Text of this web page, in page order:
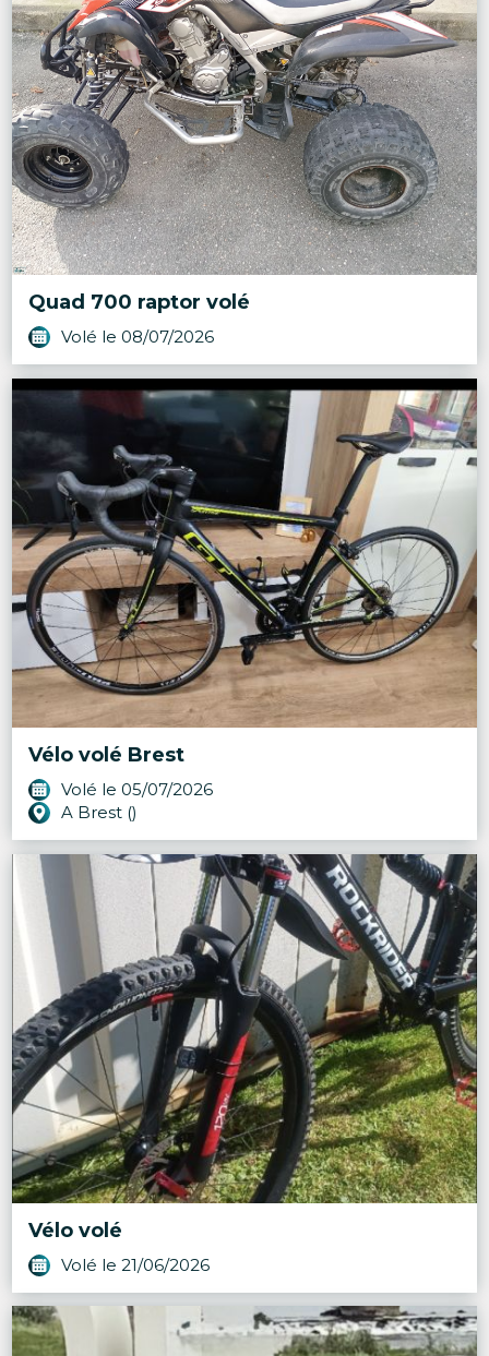
Quad 700 raptor volé
Volé le 08/07/2026
Vélo volé Brest
Volé le 05/07/2026
A Brest ()
Vélo volé
Volé le 21/06/2026